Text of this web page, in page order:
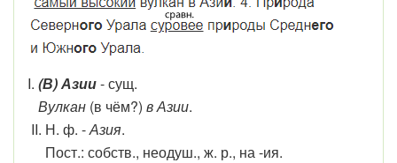
I. (В) Азии- сущ.
Вулкан (в чём?) в Азии.
II. Н. ф. -Азия.
Пост.: собств., неодуш., ж. р., на -ия.